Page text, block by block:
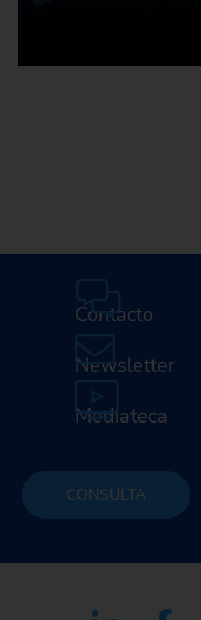
Contacto
Newsletter
Mediateca
CONSULTA